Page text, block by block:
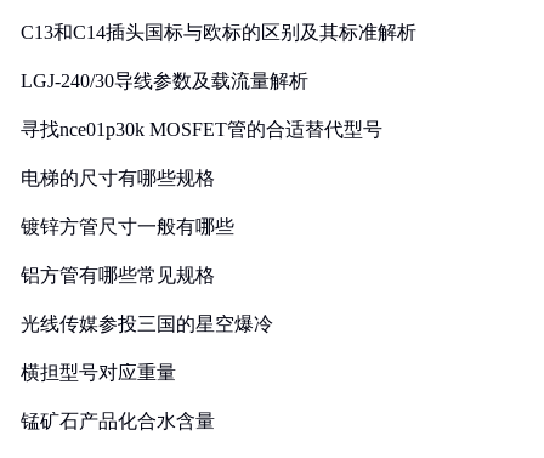
C13和C14插头国标与欧标的区别及其标准解析
LGJ-240/30导线参数及载流量解析
寻找nce01p30k MOSFET管的合适替代型号
电梯的尺寸有哪些规格
镀锌方管尺寸一般有哪些
铝方管有哪些常见规格
光线传媒参投三国的星空爆冷
横担型号对应重量
锰矿石产品化合水含量